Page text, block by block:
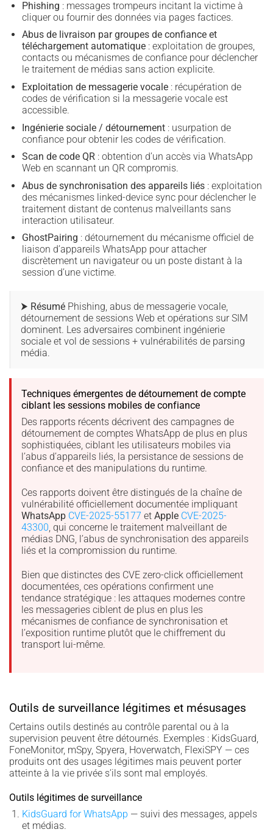
Phishing : messages trompeurs incitant la victime à
cliquer ou fournir des données via pages factices.
Abus de livraison par groupes de confiance et
téléchargement automatique: exploitation de groupes,
contacts ou mécanismes de confiance pour déclencher
le traitement de médias sans action explicite.
Exploitation de messagerie vocale: récupération de
codes de vérification si la messagerie vocale est
accessible.
Ingénierie sociale / détournement: usurpation de
confiance pour obtenir les codes de vérification.
Scan de code QR: obtention d’un accès via WhatsApp
Web en scannant un QR compromis.
Abus de synchronisation des appareils liés: exploitation
des mécanismes linked-device sync pour déclencher le
traitement distant de contenus malveillants sans
interaction utilisateur.
GhostPairing : détournement du mécanisme officiel de
liaison d’appareils WhatsApp pour attacher
discrètement un navigateur ou un poste distant à la
session d’une victime.
⮞ Résumé Phishing, abus de messagerie vocale,
détournement de sessions Web et opérations sur SIM
dominent. Les adversaires combinent ingénierie
sociale et vol de sessions + vulnérabilités de parsing
média.
Techniques émergentes de détournement de compte
ciblant les sessions mobiles de confiance
Des rapports récents décrivent des campagnes de
détournement de comptes WhatsApp de plus en plus
sophistiquées, ciblant les utilisateurs mobiles via
l’abus d’appareils liés, la persistance de sessions de
confiance et des manipulations du runtime.
Ces rapports doivent être distingués de la chaîne de
vulnérabilité officiellement documentée impliquant
WhatsApp CVE-2025-55177 et Apple CVE-2025-
43300, qui concerne le traitement malveillant de
médias DNG, l’abus de synchronisation des appareils
liés et la compromission du runtime.
Bien que distinctes des CVE zero-click officiellement
documentées, ces opérations confirment une
tendance stratégique : les attaques modernes contre
les messageries ciblent de plus en plus les
mécanismes de confiance de synchronisation et
l’exposition runtime plutôt que le chiffrement du
transport lui-même.
Outils de surveillance légitimes et mésusages
Certains outils destinés au contrôle parental ou à la
supervision peuvent être détournés. Exemples : KidsGuard,
FoneMonitor, mSpy, Spyera, Hoverwatch, FlexiSPY — ces
produits ont des usages légitimes mais peuvent porter
atteinte à la vie privée s’ils sont mal employés.
Outils légitimes de surveillance
KidsGuard for WhatsApp — suivi des messages, appels
et médias.